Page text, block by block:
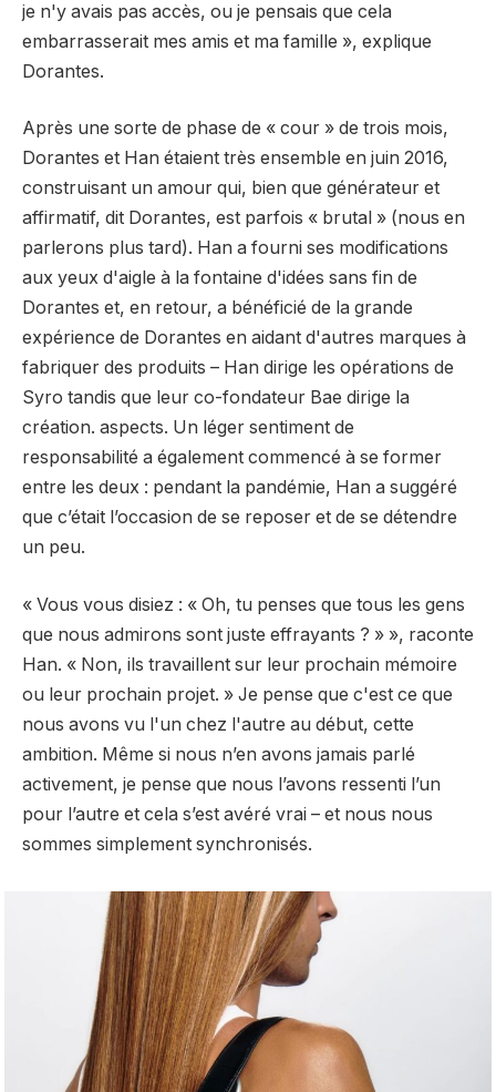
je n'y avais pas accès, ou je pensais que cela
embarrasserait mes amis et ma famille », explique
Dorantes.
Après une sorte de phase de « cour » de trois mois,
Dorantes et Han étaient très ensemble en juin 2016,
construisant un amour qui, bien que générateur et
affirmatif, dit Dorantes, est parfois « brutal » (nous en
parlerons plus tard). Han a fourni ses modifications
aux yeux d'aigle à la fontaine d'idées sans fin de
Dorantes et, en retour, a bénéficié de la grande
expérience de Dorantes en aidant d'autres marques à
fabriquer des produits – Han dirige les opérations de
Syro tandis que leur co-fondateur Bae dirige la
création. aspects. Un léger sentiment de
responsabilité a également commencé à se former
entre les deux : pendant la pandémie, Han a suggéré
que c’était l’occasion de se reposer et de se détendre
un peu.
« Vous vous disiez : « Oh, tu penses que tous les gens
que nous admirons sont juste effrayants ? » », raconte
Han. « Non, ils travaillent sur leur prochain mémoire
ou leur prochain projet. » Je pense que c'est ce que
nous avons vu l'un chez l'autre au début, cette
ambition. Même si nous n’en avons jamais parlé
activement, je pense que nous l’avons ressenti l’un
pour l’autre et cela s’est avéré vrai – et nous nous
sommes simplement synchronisés.